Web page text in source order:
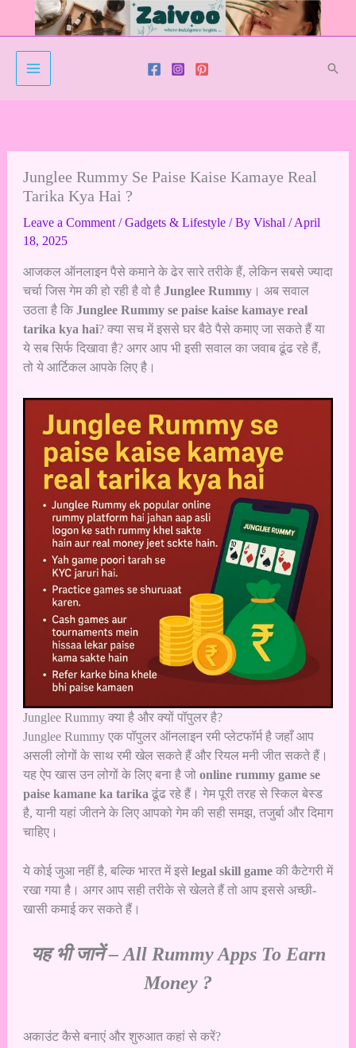
Junglee Rummy Se Paise Kaise Kamaye Real
Tarika Kya Hai ?
Leave a Comment /Gadgets & Lifestyle/ By Vishal /April
18, 2025
आजकल ऑनलाइन पैसे कमाने के ढेर सारे तरीके हैं, लेकिन सबसे ज्यादा
चर्चा जिस गेम की हो रही है वो है Junglee Rummy। अब सवाल
उठता है कि Junglee Rummy se paise kaise kamaye real
tarika kya hai? क्या सच में इससे घर बैठे पैसे कमाए जा सकते हैं या
ये सब सिर्फ दिखावा है? अगर आप भी इसी सवाल का जवाब ढूंढ रहे हैं,
तो ये आर्टिकल आपके लिए है।
Junglee Rummy क्या है और क्यों पॉपुलर है?
Junglee Rummy एक पॉपुलर ऑनलाइन रमी प्लेटफॉर्म है जहाँ आप
असली लोगों के साथ रमी खेल सकते हैं और रियल मनी जीत सकते हैं।
यह ऐप खास उन लोगों के लिए बना है जो online rummy game se
paise kamane ka tarika ढूंढ रहे हैं। गेम पूरी तरह से स्किल बेस्ड
है, यानी यहां जीतने के लिए आपको गेम की सही समझ, तजुर्बा और दिमाग
चाहिए।
ये कोई जुआ नहीं है, बल्कि भारत में इसे legal skill gameकी कैटेगरी में
रखा गया है। अगर आप सही तरीके से खेलते हैं तो आप इससे अच्छी-
खासी कमाई कर सकते हैं।
यह भी जानें – All Rummy Apps To Earn
Money ?
अकाउंट कैसे बनाएं और शुरुआत कहां से करें?